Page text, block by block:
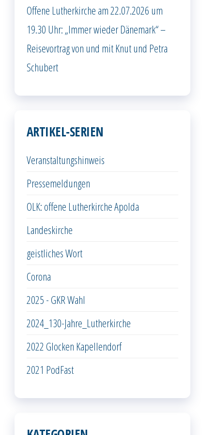
Offene Lutherkirche am 22.07.2026 um
19.30 Uhr: „Immer wieder Dänemark“ –
Reisevortrag von und mit Knut und Petra
Schubert
ARTIKEL-SERIEN
Veranstaltungshinweis
Pressemeldungen
OLK: offene Lutherkirche Apolda
Landeskirche
geistliches Wort
Corona
2025 - GKR Wahl
2024_130-Jahre_Lutherkirche
2022 Glocken Kapellendorf
2021 PodFast